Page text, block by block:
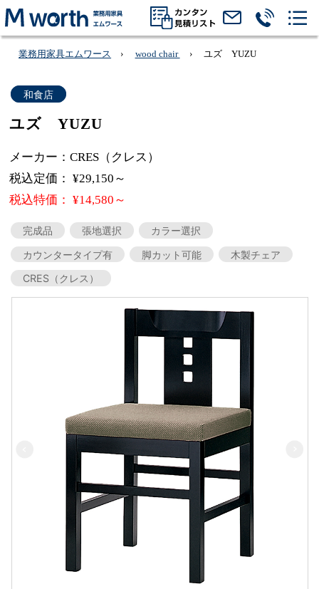
業務用家具エムワース wood chair ユズ YUZU
和食店
ユズ YUZU
メーカー：CRES（クレス）
税込定価： ¥29,150～
税込特価： ¥14,580～
完成品 張地選択
カラー選択
カウンタータイプ有
脚カット可能
木製チェア
CRES（クレス）